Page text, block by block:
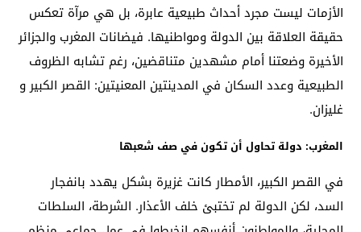
الأزمات ليست مجرد أحداث طبيعية عابرة، بل هي مرآة تعكس
حقيقة العلاقة بين الدولة ومواطنيها. فيضانات المغرب والجزائر
الأخيرة وضعتنا أمام مشهدين متناقضين، رغم تشابه الظروف
الطبيعية وعدد السكان في المدينتين المعنيتين: القصر الكبير و
غليزان.
المغرب: دولة تحاول أن تكون في صف شعبها
في القصر الكبير، الأمطار كانت غزيرة بشكل يهدد بانفجار
السد، لكن الدولة لم تختبئ خلف الأعذار. الشرطة، السلطات